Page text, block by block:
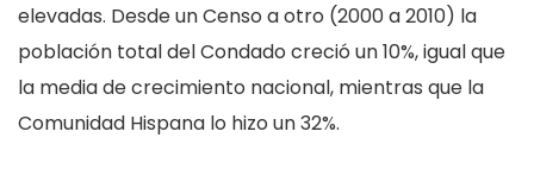
elevadas. Desde un Censo a otro (2000 a 2010) la
población total del Condado creció un 10%, igual que
la media de crecimiento nacional, mientras que la
Comunidad Hispana lo hizo un 32%.